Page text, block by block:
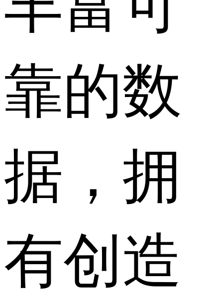
靠的数
据，拥
有创造